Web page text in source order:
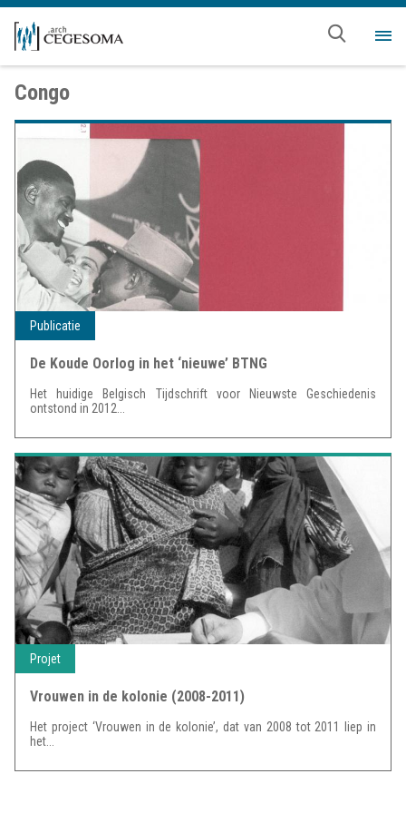
Overslaan en naar de inhoud gaan
Congo
Publicatie
De Koude Oorlog in het ‘nieuwe’ BTNG
Het huidige Belgisch Tijdschrift voor Nieuwste Geschiedenis
ontstond in 2012...
Projet
Vrouwen in de kolonie (2008-2011)
Het project ‘Vrouwen in de kolonie’, dat van 2008 tot 2011 liep in
het...